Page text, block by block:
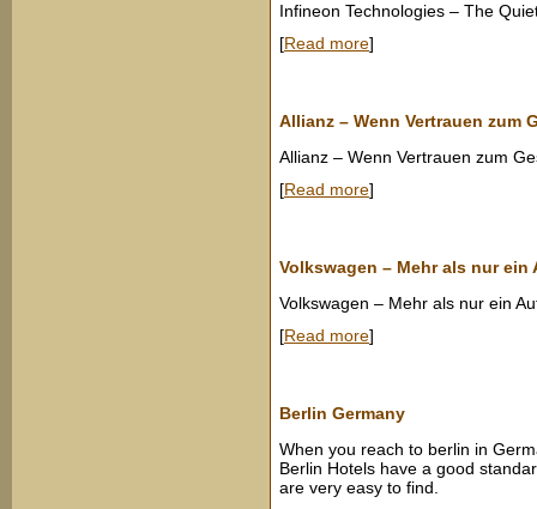
Infineon Technologies – The
[Read more]
Allianz – Wenn Vertrauen zum
Allianz – Wenn Vertrauen zum
[Read more]
Volkswagen – Mehr als nur ein
Volkswagen – Mehr als nur ein
[Read more]
Berlin Germany
When you reach to berlin in
Berlin Hotels have a good
are very easy to find.